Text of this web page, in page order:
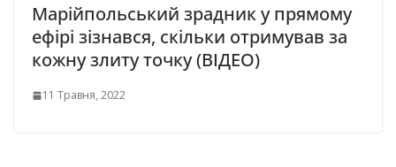
Марійпольський зрадник у прямому
ефірі зізнався, скільки отримував за
кожну злиту точку (ВІДЕО)
11 Травня, 2022